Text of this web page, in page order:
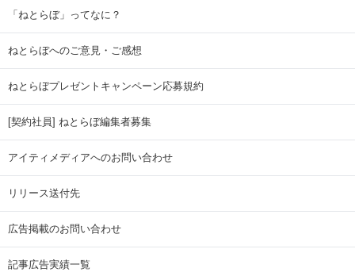
「ねとらぼ」ってなに？
ねとらぼへのご意見・ご感想
ねとらぼプレゼントキャンペーン応募規約
[契約社員] ねとらぼ編集者募集
アイティメディアへのお問い合わせ
リリース送付先
広告掲載のお問い合わせ
記事広告実績一覧